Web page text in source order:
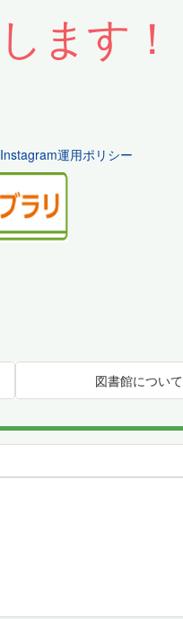
ます！
Instagram運用ポリシー
図書館について